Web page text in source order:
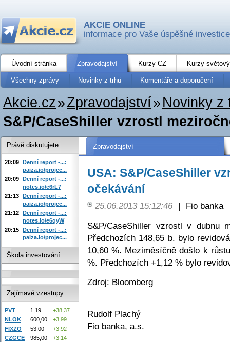
AKCIE ONLINE
informace pro Vaše úspěšné investice
Úvodní stránka Zpravodajství Kurzy CZ Kurzy
Všechny zprávy Novinky z trhů Komentáře a doporučení
Akcie.cz»Zpravodajství» Novinky z
S&P/CaseShiller vzrostl
Zpravodajství
USA: S&P/CaseShiller
očekávání
25.06.2013 15:12:46 |
Fio banka
S&P/CaseShiller vzrostl v dubnu
Předchozích 148,65 b. bylo
10,60 %. Meziměsíčně došlo k
%. Předchozích +1,12 % bylo
Zdroj: Bloomberg
Rudolf Plachý
Fio banka, a.s.
Právě diskutujete
20:09 Denní report -...:
paiza.io/projec...
20:09 Denní report -...:
notes.io/e6rL7
21:13 Denní report -...:
paiza.io/projec...
21:12 Denní report -...:
notes.io/e6qyW
20:15 Denní report -...:
paiza.io/projec...
Škola investování
Zajímavé vzestupy
PVT 1,19
+38,37
NLOK
600,00
+3,99
FIXZO
53,00
+3,92
CZGCE
985,00
+3,14